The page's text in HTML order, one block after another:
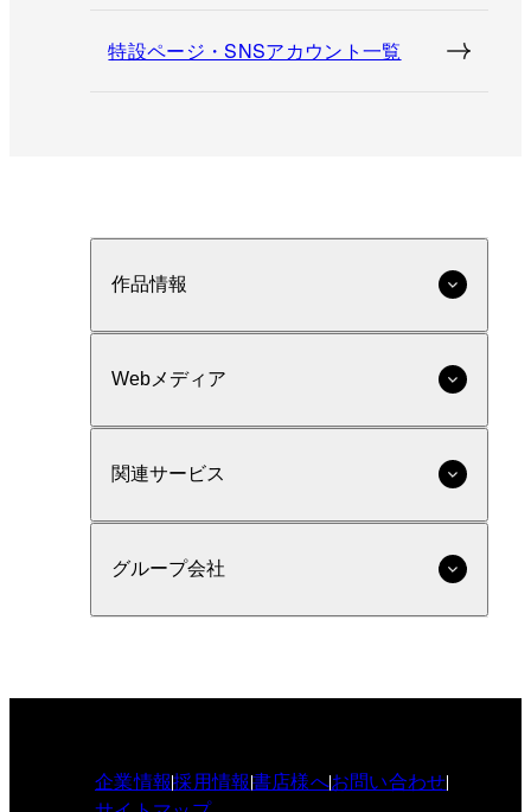
特設ページ・SNSアカウント一覧
作品情報
Webメディア
関連サービス
グループ会社
企業情報採用情報書店様へお問い合わせ